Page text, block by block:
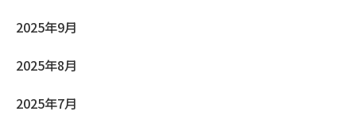
2025年9月
2025年8月
2025年7月